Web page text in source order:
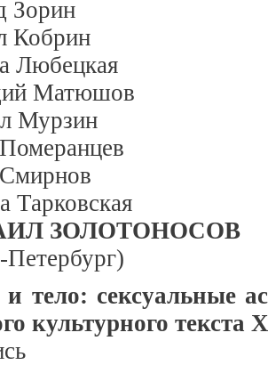
Зорин
Кобрин
Любецкая
Матюшов
Мурзин
Тарковская
ЗОЛОТОНОСОВ
Петербург)
тело: сексуальные
культурного текста